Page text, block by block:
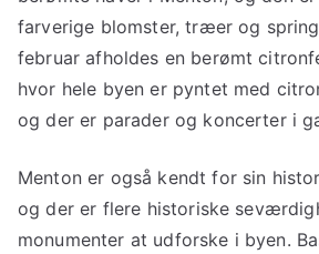
farverige blomster, træer og
februar afholdes en berømt
hvor hele byen er pyntet med
og der er parader og koncerter i
Menton er også kendt for sin
og der er flere historiske
monumenter at udforske i byen.